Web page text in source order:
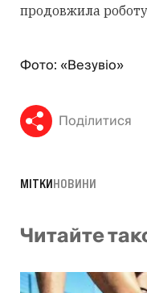
продовжила
Фото: «Везувіо»
Поділитися
МІТКИНОВИНИ
Читайте